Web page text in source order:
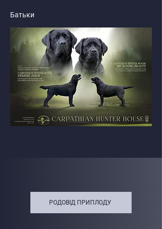
Батьки
РОДОВІД ПРИПЛОДУ